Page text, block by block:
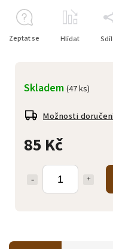
85 Kč
Skladem (47 ks)
Možnosti
Zeptat se Hlídat